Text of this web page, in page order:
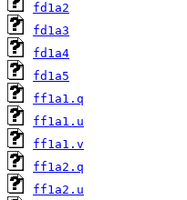
fd1a2
fd1a3
fd1a4
fd1a5
ff1a1.q
ff1a1.u
ff1a1.v
ff1a2.q
ff1a2.u